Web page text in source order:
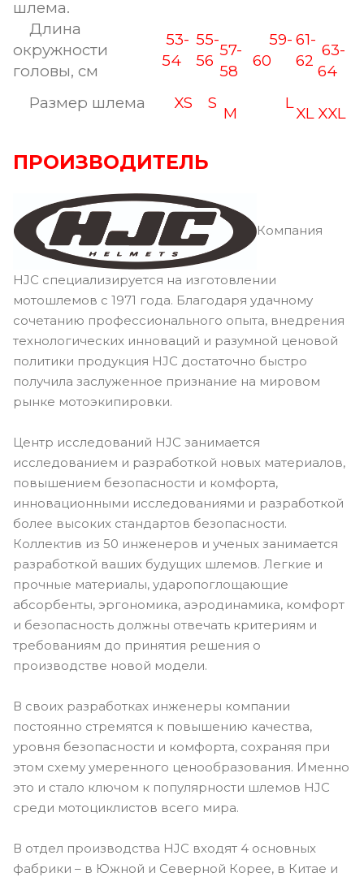
шлема.
Длина
окружности
головы, см
53-
54
55-
56
57-
58
59-
60
61-
62
63-
64
Размер шлема
XS S
M
L
XL XXL
ПРОИЗВОДИТЕЛЬ
Компания
HJC специализируется на изготовлении
мотошлемов с 1971 года. Благодаря удачному
сочетанию профессионального опыта, внедрения
технологических инноваций и разумной ценовой
политики продукция HJC достаточно быстро
получила заслуженное признание на мировом
рынке мотоэкипировки.
Центр исследований HJC занимается
исследованием и разработкой новых материалов,
повышением безопасности и комфорта,
инновационными исследованиями и разработкой
более высоких стандартов безопасности.
Коллектив из 50 инженеров и ученых занимается
разработкой ваших будущих шлемов. Легкие и
прочные материалы, ударопоглощающие
абсорбенты, эргономика, аэродинамика, комфорт
и безопасность должны отвечать критериям и
требованиям до принятия решения о
производстве новой модели.
В своих разработках инженеры компании
постоянно стремятся к повышению качества,
уровня безопасности и комфорта, сохраняя при
этом схему умеренного ценообразования. Именно
это и стало ключом к популярности шлемов HJC
среди мотоциклистов всего мира.
В отдел производства HJC входят 4 основных
фабрики – в Южной и Северной Корее, в Китае и